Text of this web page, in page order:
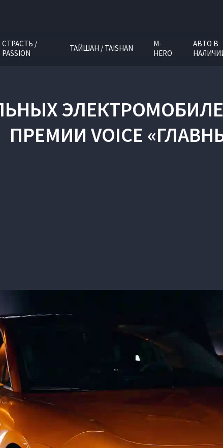
СТРАСТЬ /
PASSION
ТАЙШАН / TAISHAN
M-
HERO
АВТО В
ПРЕМИИ VOICE